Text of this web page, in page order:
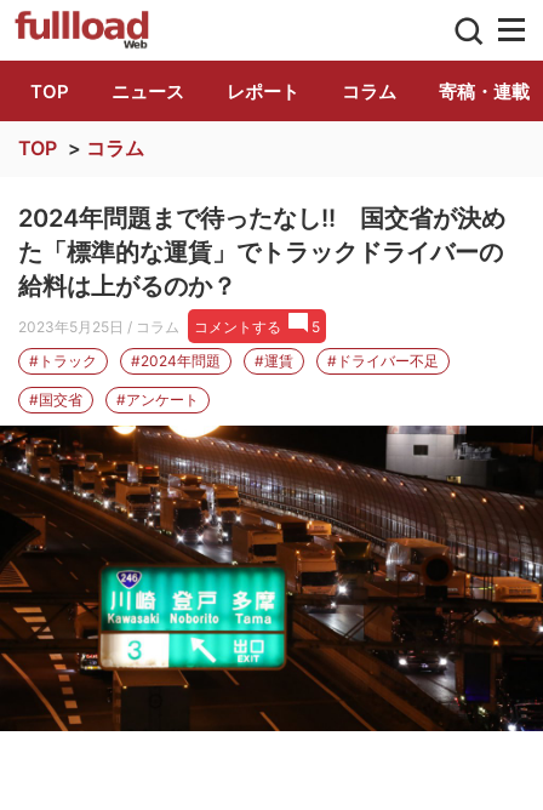
トラック総合情報誌「フルロード」公式
TOP ニュース レポート コラム 寄稿・連載
TOP > コラム
2024年問題まで待ったなし!! 国交省が決め
た「標準的な運賃」でトラックドライバーの
給料は上がるのか？
2023年5月25日 / コラム コメントする
5
#トラック
#2024年問題 #運賃 #ドライバー不足
#国交省 #アンケート